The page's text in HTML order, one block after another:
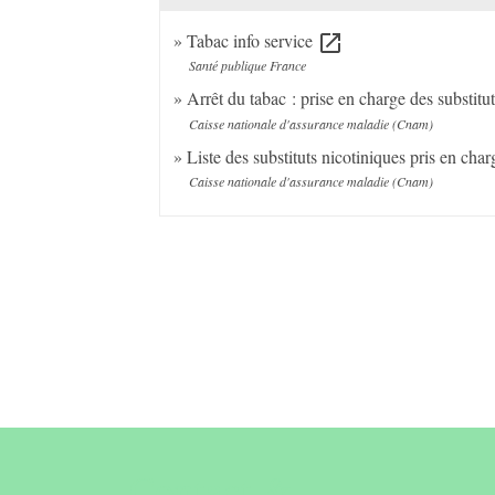
Tabac info service open_in_new
Santé publique France
Arrêt du tabac : prise en charge des
Caisse nationale d'assurance maladie (Cnam)
Liste des substituts nicotiniques pris en
Caisse nationale d'assurance maladie (Cnam)